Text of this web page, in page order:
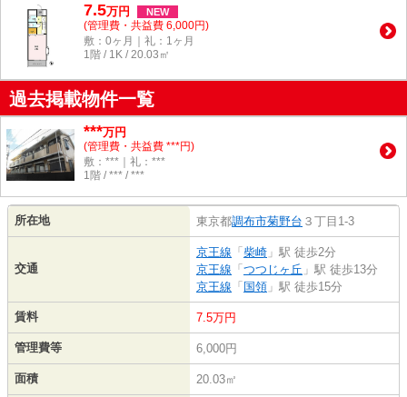
7.5万円 NEW
(管理費・共益費 6,000円)
敷：0ヶ月｜礼：1ヶ月
1階 / 1K / 20.03㎡
過去掲載物件一覧
***万円
(管理費・共益費 ***円)
敷：***｜礼：***
1階 / *** / ***
所在地 東京都調布市菊野台 ３丁目1-3
交通
京王線 「 柴崎 」駅 徒歩2分
京王線 「 つつじヶ丘 」駅 徒歩13分
京王線 「 国領 」駅 徒歩15分
賃料 7.5万円
管理費等 6,000円
面積 20.03㎡